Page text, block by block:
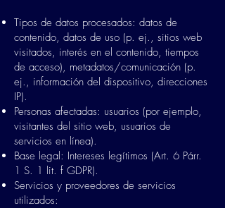
Tipos de datos procesados: datos de
contenido, datos de uso (p. ej., sitios web
visitados, interés en el contenido, tiempos
de acceso), metadatos/comunicación (p.
ej., información del dispositivo, direcciones
IP).
Personas afectadas: usuarios (por ejemplo,
visitantes del sitio web, usuarios de
servicios en línea).
Base legal: Intereses legítimos (Art. 6 Párr.
1 S. 1 lit. f GDPR).
Servicios y proveedores de servicios
utilizados: